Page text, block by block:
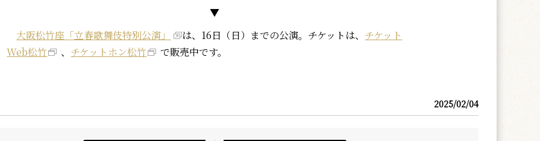
▼
大阪松竹座「立春歌舞伎特別公演」
は、16日（日）までの公演。チケットは、 チケット
Web松竹
、 チケットホン松竹 で販売中です。
2025/02/04